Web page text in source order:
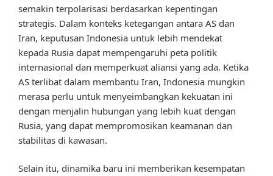
semakin terpolarisasi berdasarkan kepentingan
strategis. Dalam konteks ketegangan antara AS dan
Iran, keputusan Indonesia untuk lebih mendekat
kepada Rusia dapat mempengaruhi peta politik
internasional dan memperkuat aliansi yang ada. Ketika
AS terlibat dalam membantu Iran, Indonesia mungkin
merasa perlu untuk menyeimbangkan kekuatan ini
dengan menjalin hubungan yang lebih kuat dengan
Rusia, yang dapat mempromosikan keamanan dan
stabilitas di kawasan.
Selain itu, dinamika baru ini memberikan kesempatan